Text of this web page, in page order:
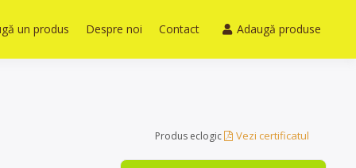
un produs Despre noi Contact Adaugă produse
Produs eclogic Vezi certificatul